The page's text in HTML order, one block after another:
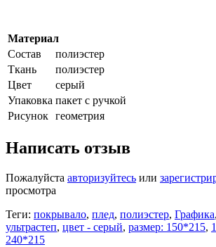
Материал
Состав
полиэстер
Ткань
полиэстер
Цвет
серый
Упаковка пакет с ручкой
Рисунок геометрия
Написать отзыв
Пожалуйста авторизуйтесь или
просмотра
Теги: покрывало, плед, полиэстер, Графика,
ультрастеп, цвет - серый, размер: 150*215,
240*215